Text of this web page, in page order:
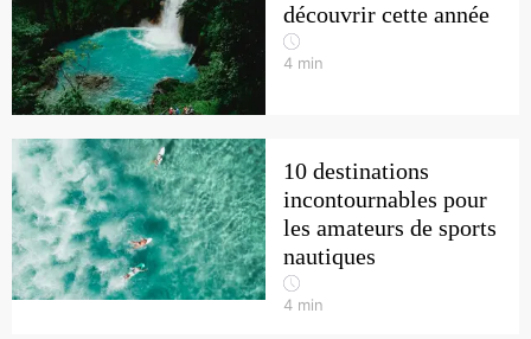
découvrir cette année
4 min
10 destinations
incontournables pour
les amateurs de sports
nautiques
4 min